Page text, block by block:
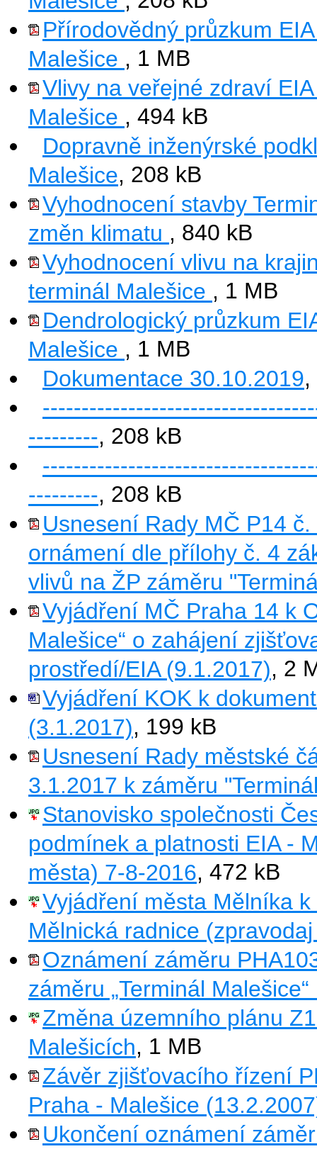
Přírodovědný průzkum
Malešice , 1 MB
Vlivy na veřejné zdraví
Malešice , 494 kB
Dopravně inženýrské
Malešice, 208 kB
Vyhodnocení stavby
změn klimatu , 840 kB
Vyhodnocení vlivu na
terminál Malešice , 1 MB
Dendrologický průzkum
Malešice , 1 MB
Dokumentace 30.10.2019
---------, 208 kB
---------, 208 kB
Usnesení Rady MČ P14
ornámení dle přílohy č. 4
vlivů na ŽP záměru
Vyjádření MČ Praha 14 k
Malešice“ o zahájení
prostředí/EIA (9.1.2017), 2
Vyjádření KOK k
(3.1.2017), 199 kB
Usnesení Rady městské
3.1.2017 k záměru
Stanovisko společnosti
podmínek a platnosti EIA -
města) 7-8-2016, 472 kB
Vyjádření města Mělníka
Mělnická radnice
Oznámení záměru
záměru „Terminál Malešice“
Změna územního plánu
Malešicích, 1 MB
Závěr zjišťovacího řízení
Praha - Malešice
Ukončení oznámení